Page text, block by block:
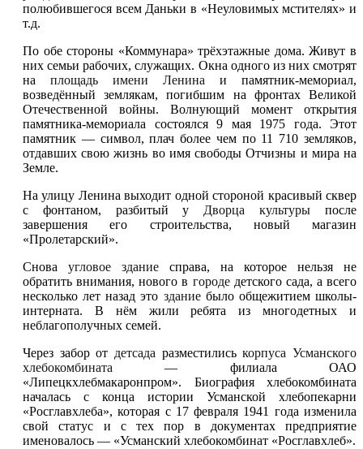
полюбившегося всем Даньки в «Неуловимых мстителях» и
т.д.
По обе стороны «Коммунара» трёхэтажные дома. Живут в
них семьи рабочих, служащих. Окна одного из них смотрят
на площадь имени Ленина и памятник-мемориал,
возведённый землякам, погибшим на фронтах Великой
Отечественной войны. Волнующий момент открытия
памятника-мемориала состоялся 9 мая 1975 года. Этот
памятник — символ, плач более чем по 11 710 земляков,
отдавших свою жизнь во имя свободы Отчизны и мира на
Земле.
На улицу Ленина выходит одной стороной красивый сквер
с фонтаном, разбитый у Дворца культуры после
завершения его строительства, новый магазин
«Пролетарский».
Снова угловое здание справа, на которое нельзя не
обратить внимания, нового в городедетского сада, а всего
несколько лет назад это зданиебыло общежитием школы-
интерната. В нём жили ребята из многодетных и
неблагополучных семей.
Через забор от детсада разместилиськорпуса Усманского
хлебокомбината — филиала ОАО
«Липецкхлебмакаронпром». Биография хлебокомбината
началась с конца истории Усманской хлебопекарни
«Росглавхлеба», которая с 17 февраля 1941 года изменила
свой статус и с тех пор в документах предприятие
именовалось — «Усманский хлебокомбинат «Росглавхлеб».